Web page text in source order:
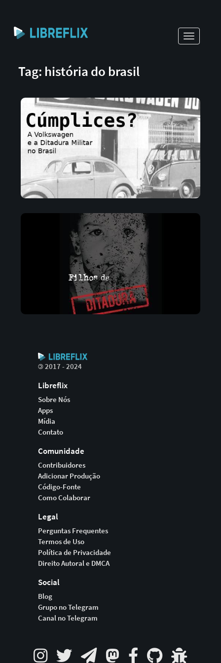
Toggle
Tag: história do brasil
©2017 - 2024
Libreflix
Sobre Nós
Apps
Mídia
Contato
Comunidade
Contribuidores
Adicionar Produção
Código-Fonte
Como Colaborar
Legal
Perguntas Frequentes
Termos de Uso
Política de Privacidade
Direito Autoral e DMCA
Social
Blog
Grupo no Telegram
Canal no Telegram